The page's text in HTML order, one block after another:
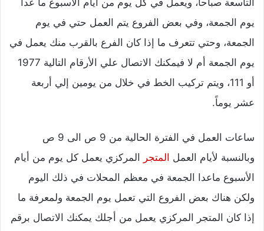
يوم الجمعة، وفي بعض الفروع يتم العمل حتي في يوم
الجمعة، وحتي تتعرف ما إذا كان الفرع بالقرب منك يعمل في
يوم الجمعة أم لا فيمكنك الاتصال علي الأرقام التالية 1977
أو 111، ويتم تركيب الخط في خلال من يومين إلي أربعة
عشر يوماً.
ساعات العمل في الفترة الحالية من 9 ص الى 9 ص
وبالنسبة لأيام العمل المتجر المركزي يعمل كل يوم من أيام
الأسبوع ماعدا الجمعة في معظم المحلات في ذلك اليوم
ولكن هناك بعض الفروع التي تعمل يوم الجمعة ولمعرفة ما
إذا كان المتجر المركزي يعمل من أجلك يمكنك الاتصال برقم